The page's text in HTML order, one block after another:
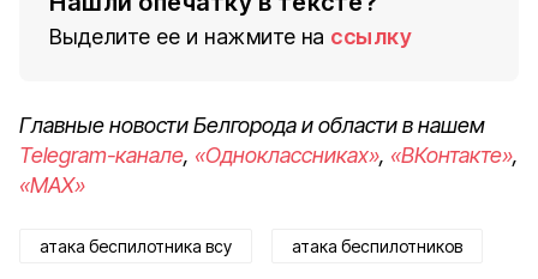
Выделите ее и нажмите на ссылку
Главные новости Белгорода и области в нашем
Telegram-канале, «Одноклассниках», «ВКонтакте»,
«MAX»
атака беспилотника всу атака беспилотников